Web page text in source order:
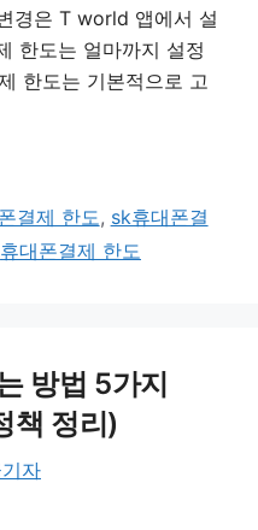
경은 T world 앱에서 설
한도는 얼마까지 설정
한도는 기본적으로 고
결제 한도, sk휴대폰결
휴대폰결제 한도
방법 5가지
책 정리)
자